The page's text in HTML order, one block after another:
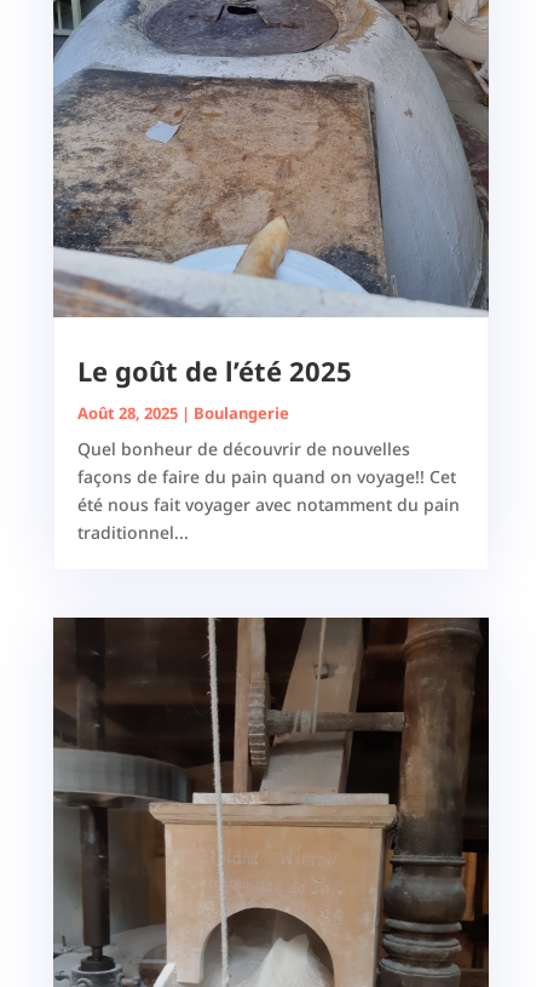
Le goût de l’été 2025
Août 28, 2025| Boulangerie
Quel bonheur de découvrir de nouvelles
façons de faire du pain quand on voyage!! Cet
été nous fait voyager avec notamment du pain
traditionnel...